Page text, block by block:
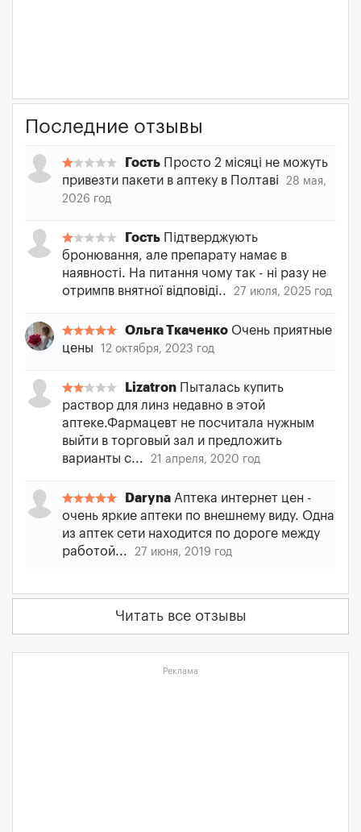
Последние отзывы
Гость Просто 2 місяці не можуть
привезти пакети в аптеку в Полтаві
28 мая,
2026 год
Гость Підтверджують
бронювання, але препарату намає в
наявності. На питання чому так - ні разу не
отримпв внятної відповіді..
27 июля, 2025 год
Ольга Ткаченко Очень приятные
цены
12 октября, 2023 год
Lizatron Пыталась купить
раствор для линз недавно в этой
аптеке.Фармацевт не посчитала нужным
выйти в торговый зал и предложить
варианты с...
21 апреля, 2020 год
Daryna Аптека интернет цен -
очень яркие аптеки по внешнему виду. Одна
из аптек сети находится по дороге между
работой...
27 июня, 2019 год
Читать все отзывы
Реклама